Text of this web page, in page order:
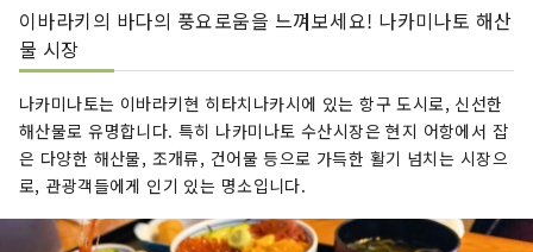
이바라키의 바다의 풍요로움을 느껴보세요! 나카미나토 해산
물 시장
나카미나토는 이바라키현 히타치나카시에 있는 항구 도시로, 신선한
해산물로 유명합니다. 특히 나카미나토 수산시장은 현지 어항에서 잡
은 다양한 해산물, 조개류, 건어물 등으로 가득한 활기 넘치는 시장으
로, 관광객들에게 인기 있는 명소입니다.